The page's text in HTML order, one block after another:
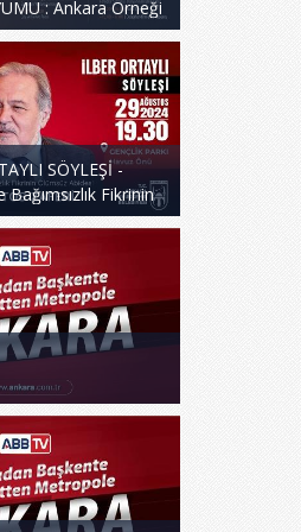
: Ankara Örneği
SÖYLEŞİ -
Fikrinin
Abidesi 30 Ağustos